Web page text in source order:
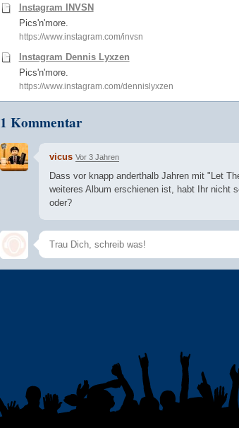
Instagram INVSN
Pics'n'more.
https://www.instagram.com/invsn
Instagram Dennis Lyxzen
Pics'n'more.
https://www.instagram.com/dennislyxzen
1 Kommentar
vicus Vor 3 Jahren
Dass vor knapp anderthalb Jahren mit "Let
weiteres Album erschienen ist, habt Ihr nicht
oder?